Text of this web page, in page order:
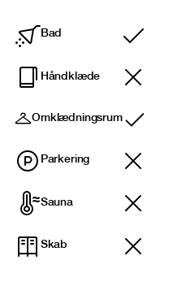
Bad
Inkluderet
Håndklæde
Omklædningsrum
Inkluderet
Parkering
Sauna
Skab